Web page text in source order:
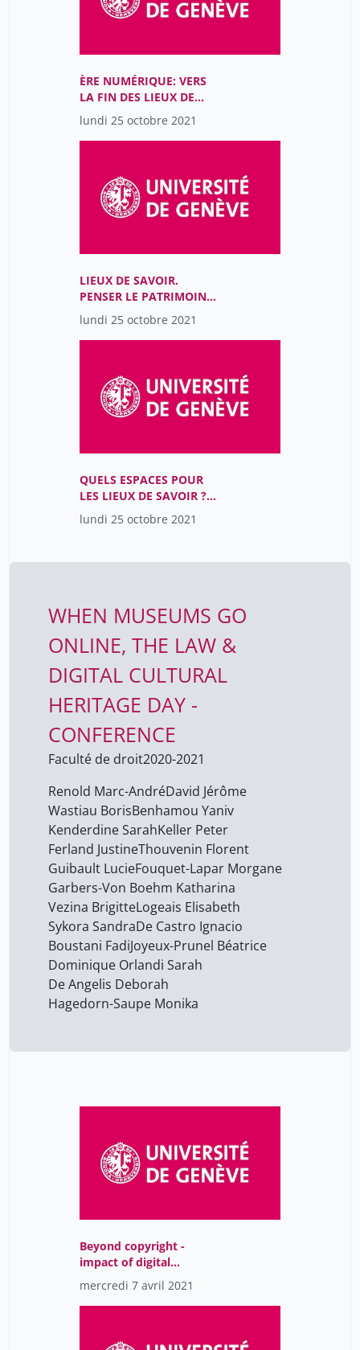
ÈRE NUMÉRIQUE: VERS
LA FIN DES LIEUX DE
SAVOIR?
lundi 25 octobre 2021
LIEUX DE SAVOIR.
PENSER LE PATRIMOINE
ET LA RECHERCHE À
L’ÈRE NUMÉRIQUE (9h-
12h)
lundi 25 octobre 2021
QUELS ESPACES POUR
LES LIEUX DE SAVOIR ?
(13h30 - 15h00)
lundi 25 octobre 2021
WHEN MUSEUMS GO
ONLINE, THE LAW &
DIGITAL CULTURAL
HERITAGE DAY -
CONFERENCE
Faculté de droit2020-2021
Renold Marc-AndréDavid Jérôme
Wastiau BorisBenhamou Yaniv
Kenderdine SarahKeller Peter
Ferland JustineThouvenin Florent
Guibault LucieFouquet-Lapar Morgane
Garbers-Von Boehm Katharina
Vezina BrigitteLogeais Elisabeth
Sykora SandraDe Castro Ignacio
Boustani FadiJoyeux-Prunel Béatrice
Dominique Orlandi Sarah
De Angelis Deborah
Hagedorn-Saupe Monika
Beyond copyright -
impact of digital
museums on people,
Closing Remarks
mercredi 7 avril 2021